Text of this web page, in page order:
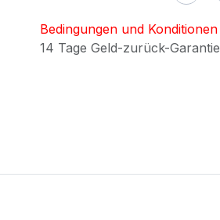
Bedingungen und Konditionen
14 Tage Geld-zurück-Garantie